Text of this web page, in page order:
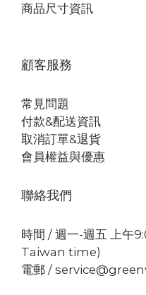
商品尺寸資訊
顧客服務
常見問題
付款&配送資訊
取消訂單&退貨
會員權益與優惠
聯絡我們
時間 / 週一-週五 上午
Taiwan time)
電郵 /